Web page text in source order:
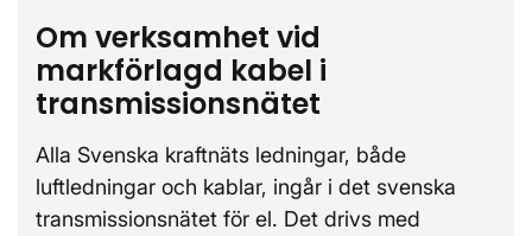
Om verksamhet vid
markförlagd kabel i
transmissionsnätet
Alla Svenska kraftnäts ledningar, både
luftledningar och kablar, ingår i det svenska
transmissionsnätet för el. Det drivs med